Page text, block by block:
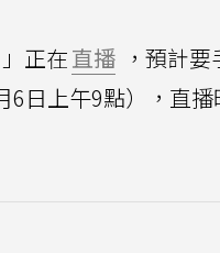
」正在直播 ，預計
6日上午9點），直